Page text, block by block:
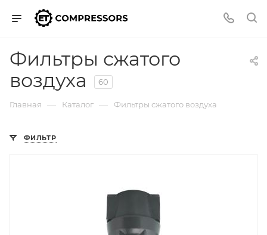
Фильтры сжатого
воздуха
60
Главная — Каталог — Фильтры сжатого воздуха
ФИЛЬТР